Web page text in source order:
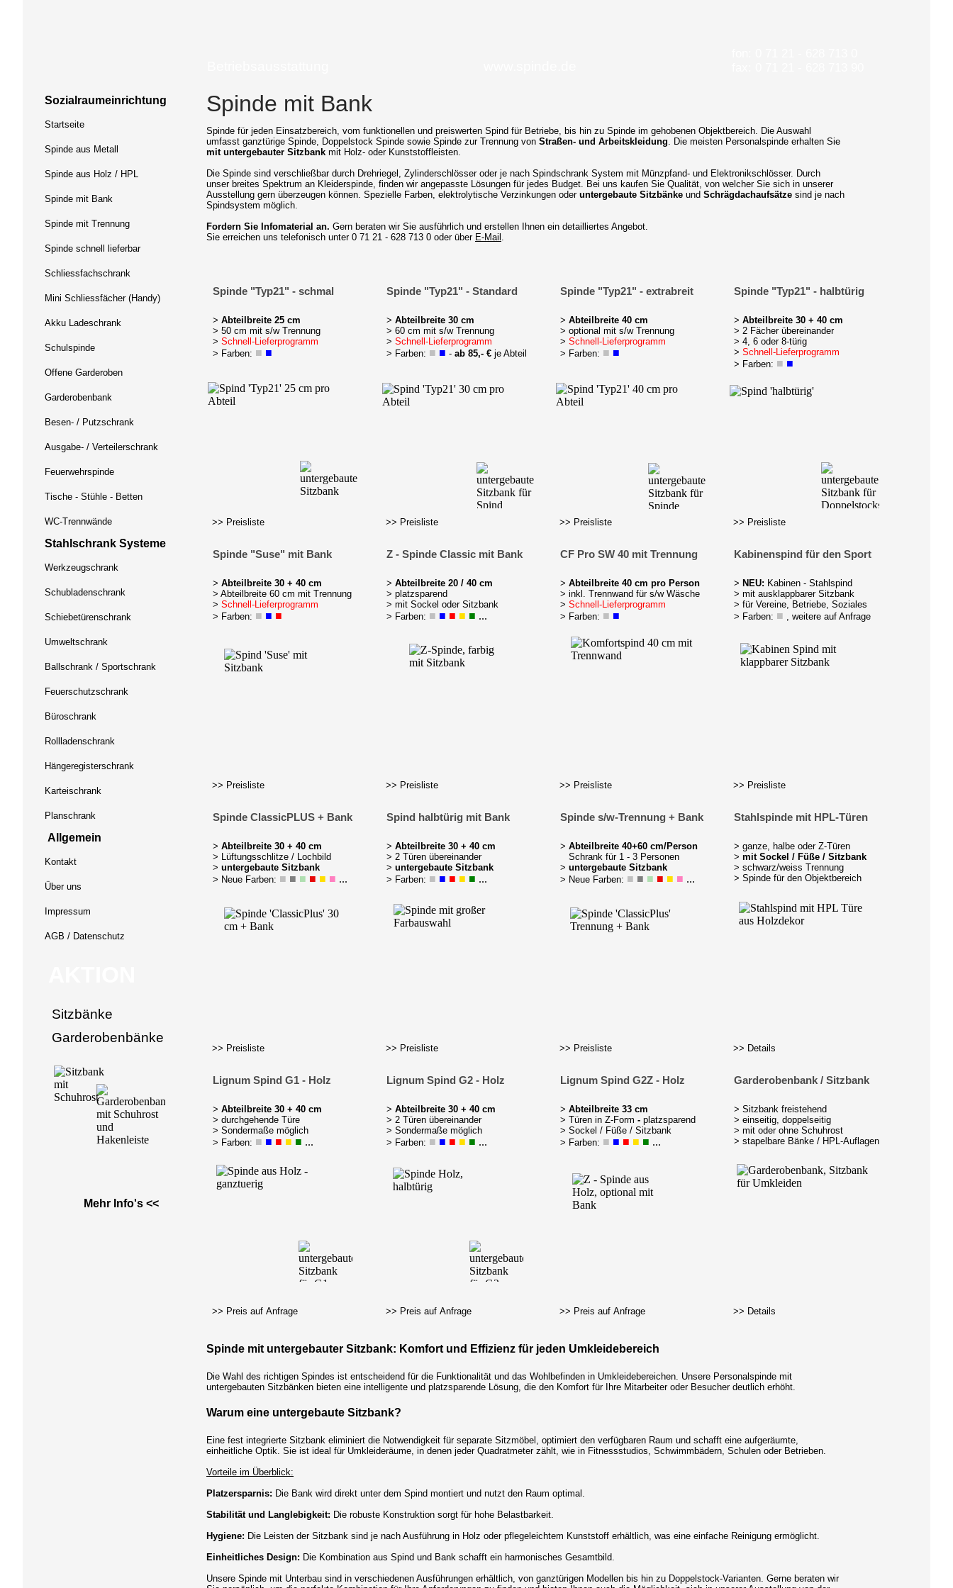
Spinde mit Bank
Spinde für jeden Einsatzbereich, vom funktionellen und preiswerten Spind für Betriebe, bis hin zu Spinde im gehobenen Objektbereich. Die Auswahl
umfasst ganztürige Spinde, Doppelstock Spinde sowie Spinde zur Trennung von Straßen- und Arbeitskleidung. Die meisten Personalspinde erhalten Sie
mit untergebauter Sitzbank mit Holz- oder Kunststoffleisten.
Die Spinde sind verschließbar durch Drehriegel, Zylinderschlösser oder je nach Spindschrank System mit Münzpfand- und Elektronikschlösser. Durch
unser breites Spektrum an Kleiderspinde, finden wir angepasste Lösungen für jedes Budget. Bei uns kaufen Sie Qualität, von welcher Sie sich in unserer
Ausstellung gern überzeugen können. Spezielle Farben, elektrolytische Verzinkungen oder untergebaute Sitzbänke und Schrägdachaufsätze sind je nach
Spindsystem möglich.
Fordern Sie Infomaterial an. Gern beraten wir Sie ausführlich und erstellen Ihnen ein detailliertes Angebot.
Sie erreichen uns telefonisch unter 0 71 21 - 628 713 0 oder über E-Mail .
> Abteilbreite 25 cm
> 50 cm mit s/w Trennung
> Schnell-Lieferprogramm
> Farben: ■ ■
Spinde "Typ21" - schmal
>> Preisliste
> Abteilbreite 30 cm
> 60 cm mit s/w Trennung
> Schnell-Lieferprogramm
> Farben: ■ ■ - ab 85,- € je Abteil
Spinde "Typ21" - Standard
>> Preisliste
> Abteilbreite 40 cm
> optional mit s/w Trennung
> Schnell-Lieferprogramm
> Farben: ■ ■
Spinde "Typ21" - extrabreit
>> Preisliste
> Abteilbreite 30 + 40 cm
> 2 Fächer übereinander
> 4, 6 oder 8-türig
> Schnell-Lieferprogramm
> Farben: ■ ■
Spinde "Typ21" - halbtürig
>> Preisliste
> Abteilbreite 30 + 40 cm
> Abteilbreite 60 cm mit Trennung
> Schnell-Lieferprogramm
> Farben: ■ ■ ■
Spinde "Suse" mit Bank
>> Preisliste
> Abteilbreite 20 / 40 cm
> platzsparend
> mit Sockel oder Sitzbank
> Farben: ■ ■ ■ ■ ■ ...
Z - Spinde Classic mit Bank
>> Preisliste
> Abteilbreite 40 cm pro Person
> inkl. Trennwand für s/w Wäsche
> Schnell-Lieferprogramm
> Farben: ■ ■
CF Pro SW 40 mit Trennung
>> Preisliste
> NEU: Kabinen - Stahlspind
> mit ausklappbarer Sitzbank
> für Vereine, Betriebe, Soziales
> Farben: ■ , weitere auf Anfrage
Kabinenspind für den Sport
>> Preisliste
Spinde ClassicPLUS + Bank
>> Preisliste
> Abteilbreite 30 + 40 cm
> Lüftungsschlitze / Lochbild
> untergebaute Sitzbank
> Neue Farben: ■ ■ ■ ■ ■ ■ ...
Spind halbtürig mit Bank
>> Preisliste
> Abteilbreite 30 + 40 cm
> 2 Türen übereinander
> untergebaute Sitzbank
> Farben: ■ ■ ■ ■ ■ ...
Spinde s/w-Trennung + Bank
>> Preisliste
> Abteilbreite 40+60 cm/Person
Schrank für 1 - 3 Personen
> untergebaute Sitzbank
> Neue Farben: ■ ■ ■ ■ ■ ■ ...
> ganze, halbe oder Z-Türen
> mit Sockel / Füße / Sitzbank
> schwarz/weiss Trennung
> Spinde für den Objektbereich
Stahlspinde mit HPL-Türen
>> Details
> Abteilbreite 30 + 40 cm
> durchgehende Türe
> Sondermaße möglich
> Farben: ■ ■ ■ ■ ■ ...
Lignum Spind G1 - Holz
>> Preis auf Anfrage
> Abteilbreite 30 + 40 cm
> 2 Türen übereinander
> Sondermaße möglich
> Farben: ■ ■ ■ ■ ■ ...
Lignum Spind G2 - Holz
>> Preis auf Anfrage
> Abteilbreite 33 cm
> Türen in Z-Form - platzsparend
> Sockel / Füße / Sitzbank
> Farben: ■ ■ ■ ■ ■ ...
Lignum Spind G2Z - Holz
>> Preis auf Anfrage
> Sitzbank freistehend
> einseitig, doppelseitig
> mit oder ohne Schuhrost
> stapelbare Bänke / HPL-Auflagen
Garderobenbank / Sitzbank
>> Details
Spinde mit untergebauter Sitzbank: Komfort und Effizienz für jeden Umkleidebereich
Die Wahl des richtigen Spindes ist entscheidend für die Funktionalität und das Wohlbefinden in Umkleidebereichen. Unsere Personalspinde mit
untergebauten Sitzbänken bieten eine intelligente und platzsparende Lösung, die den Komfort für Ihre Mitarbeiter oder Besucher deutlich erhöht.
Warum eine untergebaute Sitzbank?
Eine fest integrierte Sitzbank eliminiert die Notwendigkeit für separate Sitzmöbel, optimiert den verfügbaren Raum und schafft eine aufgeräumte,
einheitliche Optik. Sie ist ideal für Umkleideräume, in denen jeder Quadratmeter zählt, wie in Fitnessstudios, Schwimmbädern, Schulen oder Betrieben.
Vorteile im Überblick:
Platzersparnis: Die Bank wird direkt unter dem Spind montiert und nutzt den Raum optimal.
Stabilität und Langlebigkeit: Die robuste Konstruktion sorgt für hohe Belastbarkeit.
Hygiene: Die Leisten der Sitzbank sind je nach Ausführung in Holz oder pflegeleichtem Kunststoff erhältlich, was eine einfache Reinigung ermöglicht.
Einheitliches Design: Die Kombination aus Spind und Bank schafft ein harmonisches Gesamtbild.
Unsere Spinde mit Unterbau sind in verschiedenen Ausführungen erhältlich, von ganztürigen Modellen bis hin zu Doppelstock-Varianten. Gerne beraten wir
Sozialraumeinrichtung
Startseite
Spinde aus Metall
Spinde aus Holz / HPL
Spinde mit Bank
Spinde mit Trennung
Spinde schnell lieferbar
Schliessfachschrank
Mini Schliessfächer (Handy)
Akku Ladeschrank
Schulspinde
Offene Garderoben
Garderobenbank
Besen- / Putzschrank
Ausgabe- / Verteilerschrank
Feuerwehrspinde
Tische - Stühle - Betten
WC-Trennwände
Stahlschrank Systeme
Werkzeugschrank
Schubladenschrank
Schiebetürenschrank
Umweltschrank
Ballschrank / Sportschrank
Feuerschutzschrank
Büroschrank
Rollladenschrank
Hängeregisterschrank
Karteischrank
Planschrank
Allgemein
Kontakt
Über uns
Impressum
AGB / Datenschutz
Sitzbänke
Mehr Info's <<
Garderobenbänke